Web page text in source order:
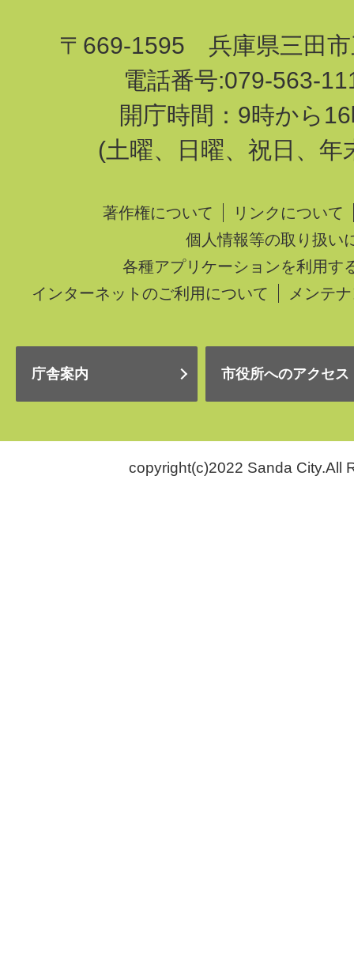
〒669-1595 兵庫県三田市
電話番号:079-563-
開庁時間：9時から
(土曜、日曜、祝日、年
著作権について
リンクについて
個人情報等の取り扱い
各種アプリケーションを利用す
インターネットのご利用について
メンテ
庁舎案内 市役所へのアクセス
copyright(c)2022 Sanda City.All